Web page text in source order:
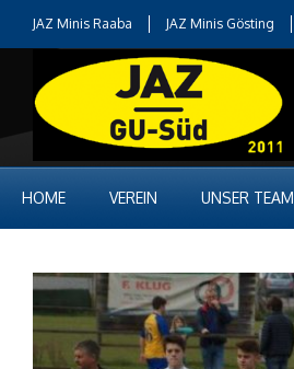
JAZ Minis Raaba JAZ Minis Gösting
HOME VEREIN UNSER TEAM